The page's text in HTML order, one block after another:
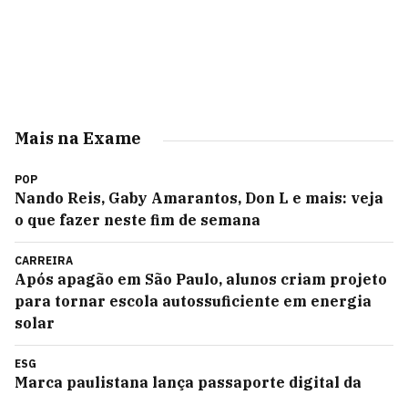
Mais na Exame
POP
Nando Reis, Gaby Amarantos, Don L e mais: veja
o que fazer neste fim de semana
CARREIRA
Após apagão em São Paulo, alunos criam projeto
para tornar escola autossuficiente em energia
solar
ESG
Marca paulistana lança passaporte digital da